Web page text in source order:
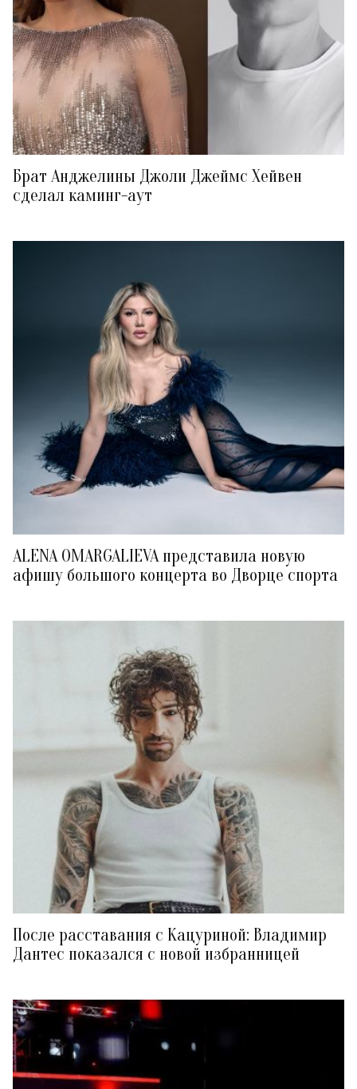
Брат Анджелины Джоли Джеймс Хейвен
сделал каминг-аут
ALENA OMARGALIEVA представила новую
афишу большого концерта во Дворце спорта
После расставания с Кацуриной: Владимир
Дантес показался с новой избранницей